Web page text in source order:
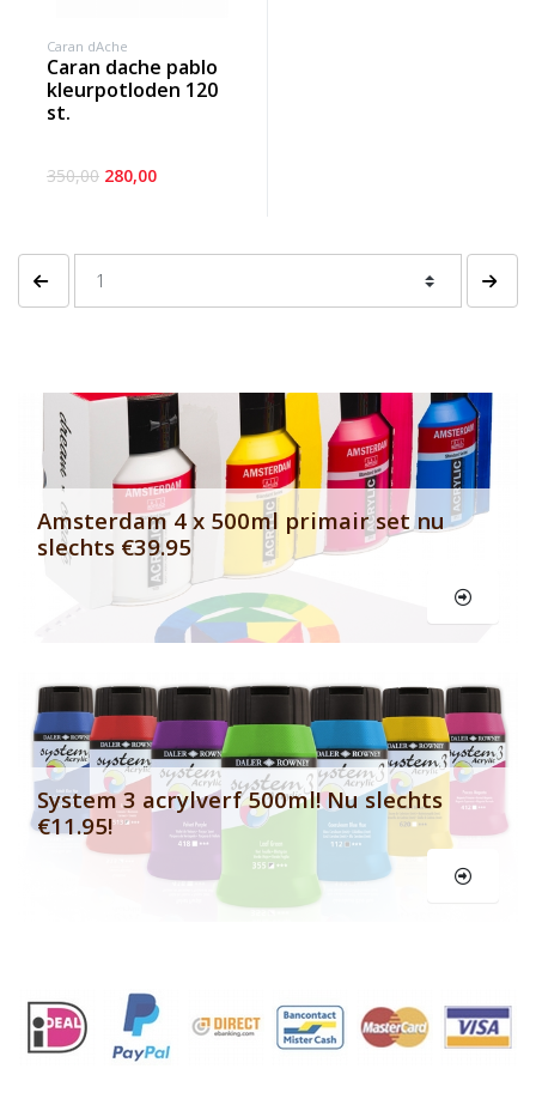
Caran dAche
caran dache pablo
kleurpotloden 120
st.
350,00 280,00
Vorige pagina
Banner row 2
Amsterdam 4 x 500ml primair set nu
slechts €39.95
System 3 acrylverf 500ml! Nu slechts
€11.95!